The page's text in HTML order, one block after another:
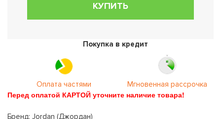
КУПИТЬ
Покупка в кредит
Оплата частями Мгновенная рассрочка
Перед оплатой КАРТОЙ уточните наличие товара!
Бренд: Jordan (Джордан)